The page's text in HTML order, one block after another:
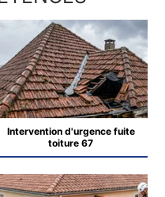
Intervention d'urgence fuite
toiture 67